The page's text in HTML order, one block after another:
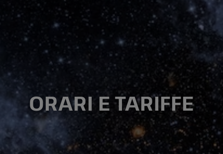
ORARI E TARIFFE